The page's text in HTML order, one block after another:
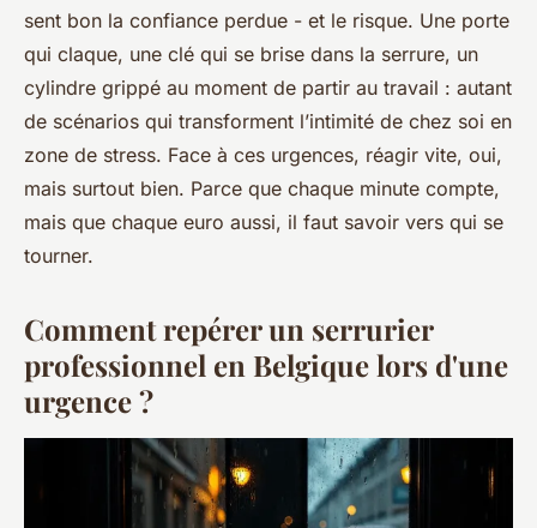
sent bon la confiance perdue - et le risque. Une porte
qui claque, une clé qui se brise dans la serrure, un
cylindre grippé au moment de partir au travail : autant
de scénarios qui transforment l’intimité de chez soi en
zone de stress. Face à ces urgences, réagir vite, oui,
mais surtout bien. Parce que chaque minute compte,
mais que chaque euro aussi, il faut savoir vers qui se
tourner.
Comment repérer un serrurier
professionnel en Belgique lors d'une
urgence ?